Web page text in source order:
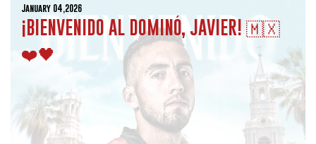
January 04,2026
¡BIENVENIDO AL DOMINÓ, JAVIER! 🇲🇽
❤️🖤